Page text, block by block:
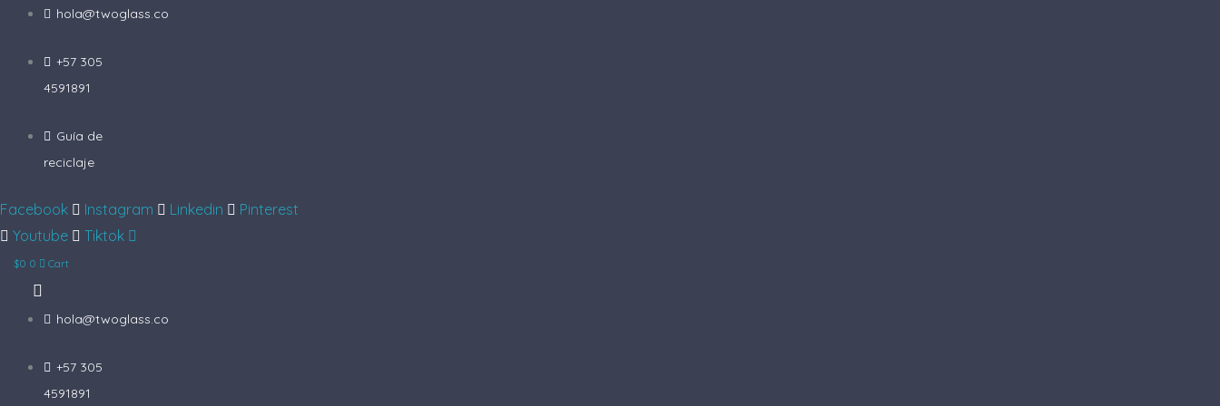
contenido
hola@twoglass.co
+57 305
4591891
Guía de
reciclaje
Facebook Instagram Linkedin
Pinterest
Youtube
Tiktok
$0 0 Cart
hola@twoglass.co
+57 305
4591891